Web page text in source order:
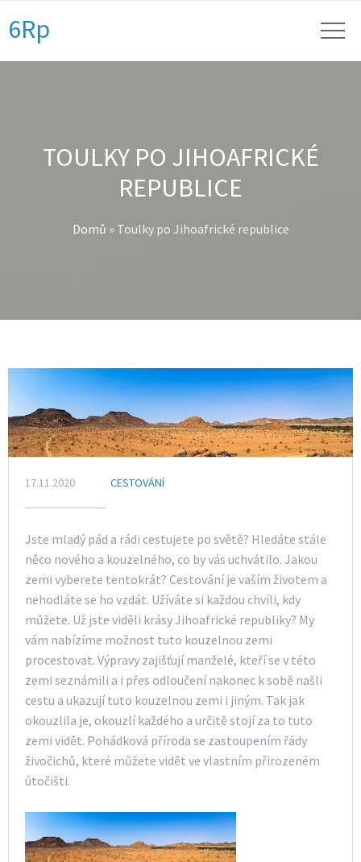
6Rp
TOULKY PO JIHOAFRICKÉ
REPUBLICE
Domů » Toulky po Jihoafrické republice
17.11.2020 CESTOVÁNÍ
Jste mladý pád a rádi cestujete po světě? Hledáte stále
něco nového a kouzelného, co by vás uchvátilo. Jakou
zemi vyberete tentokrát? Cestování je vaším životem a
nehodláte se ho vzdát. Užíváte si každou chvíli, kdy
můžete. Už jste viděli krásy Jihoafrické republiky? My
vám nabízíme možnost tuto kouzelnou zemi
procestovat. Výpravy zajišťují manželé, kteří se v této
zemi seznámili a i přes odloučení nakonec k sobě našli
cestu a ukazují tuto kouzelnou zemi i jiným. Tak jak
okouzlila je, okouzlí každého a určitě stojí za to tuto
zemi vidět. Pohádková příroda se zastoupením řády
živočichů, které můžete vidět ve vlastním přirozeném
útočišti.